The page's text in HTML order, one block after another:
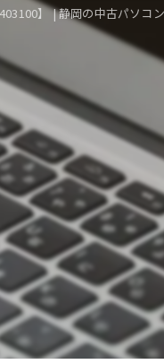
】 | 静岡の中古パソコ